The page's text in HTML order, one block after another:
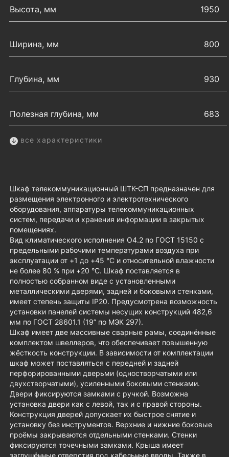
Высота, мм 1950
Ширина, мм 800
Глубина, мм 930
Полезная глубина, мм 683
все характеристики
Шкаф телекоммуникационный ШТК-СП предназначен для
размещения электронного и электротехнического
оборудования, аппаратуры телекоммуникационных
систем, передачи и хранения информации в закрытых
помещениях.
Вид климатического исполнения О4.2 по ГОСТ 15150 с
предельными рабочими температурами воздуха при
эксплуатации от +1 до +45 °С и относительной влажности
не более 80 % при +20 °С. Шкаф поставляется в
полностью собранном виде с установленными
металлическими дверями, задней и боковыми стенками,
имеет степень защиты IP20. Предусмотрена возможность
установки панелей системы несущих конструкций 482,6
мм по ГОСТ 28601.1 (19” по МЭК 297).
Шкаф имеет две массивные сварные рамы, соединённые
комплектом швеллеров, что обеспечивает повышенную
жёсткость конструкции. В зависимости от комплектации
шкаф может поставляться с передней и задней
перфорированными дверьми (одностворчатыми или
двухстворчатыми), усиленными боковыми стенками.
Двери фиксируются замками с ручкой. Возможна
установка двери как с левой, так и с правой стороны.
Конструкция дверей допускает их быстрое снятие и
установку без инструментов. Верхние и нижние боковые
проёмы закрываются отдельными стенками. Стенки
фиксируются точечными замками. Крыша имеет